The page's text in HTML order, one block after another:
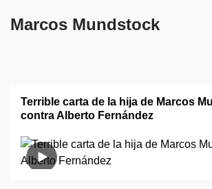
Marcos Mundstock
Terrible carta de la hija de Marcos
contra Alberto Fernández